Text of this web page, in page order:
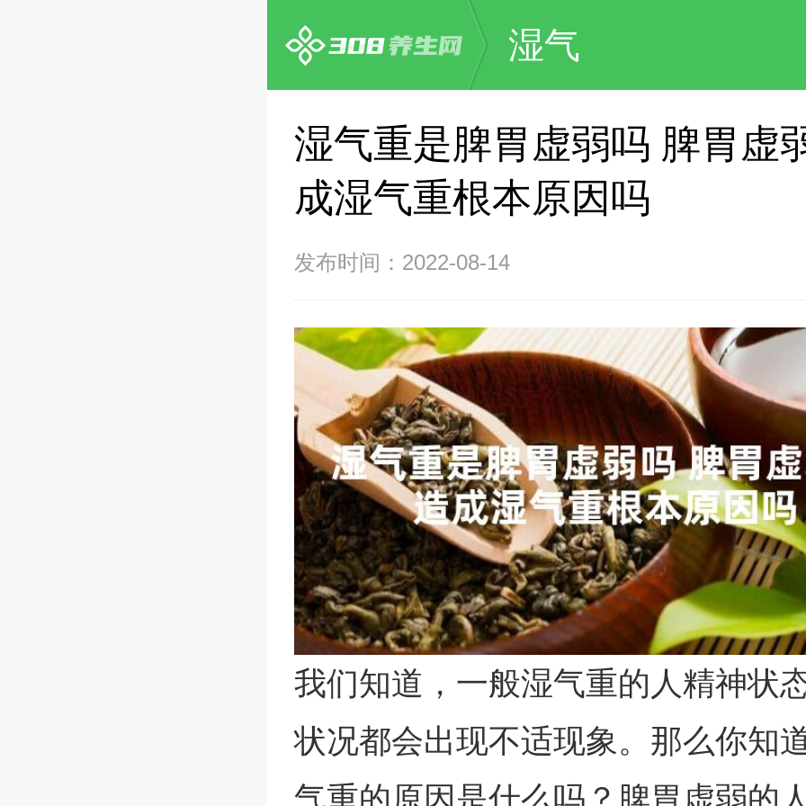
湿气
湿气重是脾胃虚弱吗 脾胃虚
成湿气重根本原因吗
发布时间：2022-08-14
我们知道，一般湿气重的人精神状
状况都会出现不适现象。那么你知
气重的原因是什么吗？脾胃虚弱的